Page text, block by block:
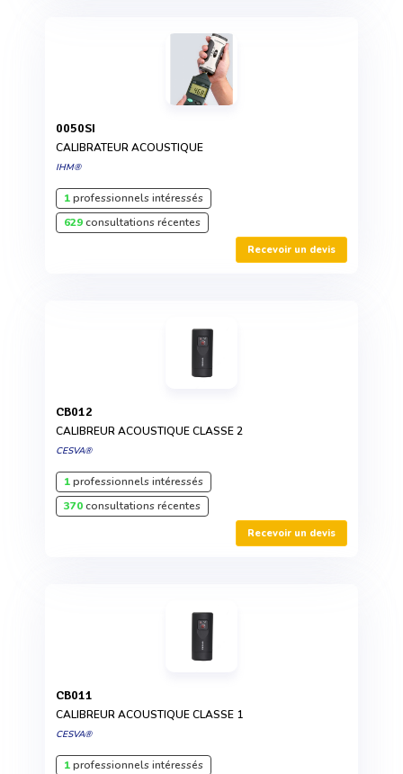
0050SI
CALIBRATEUR ACOUSTIQUE
IHM®
1professionnels intéressés
629consultations récentes
Recevoir un devis
CB012
CALIBREUR ACOUSTIQUE CLASSE 2
CESVA®
1professionnels intéressés
370consultations récentes
Recevoir un devis
CB011
CALIBREUR ACOUSTIQUE CLASSE 1
CESVA®
1professionnels intéressés